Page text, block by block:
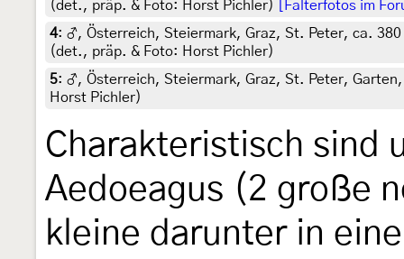
(det., präp. & Foto: Horst Pichler)
[Falterfotos im
4: ♂, Österreich, Steiermark, Graz, St. Peter, ca.
(det., präp. & Foto: Horst Pichler)
5: ♂, Österreich, Steiermark, Graz, St. Peter,
Horst Pichler)
Charakteristisch sind
Aedoeagus (2 große
kleine darunter in